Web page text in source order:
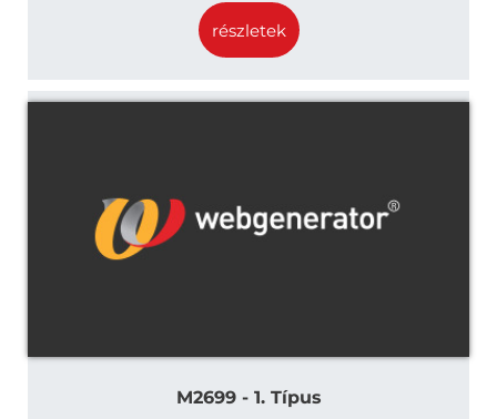
részletek
M2699 - 1. Típus